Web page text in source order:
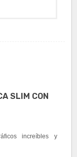
SLIM CON
increíbles y